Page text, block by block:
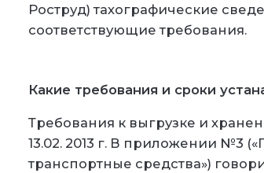
Роструд) тахографические
соответствующие требования.
Какие требования и сроки
Требования к выгрузке и
13.02. 2013 г. В приложении №3 (
транспортные средства»)